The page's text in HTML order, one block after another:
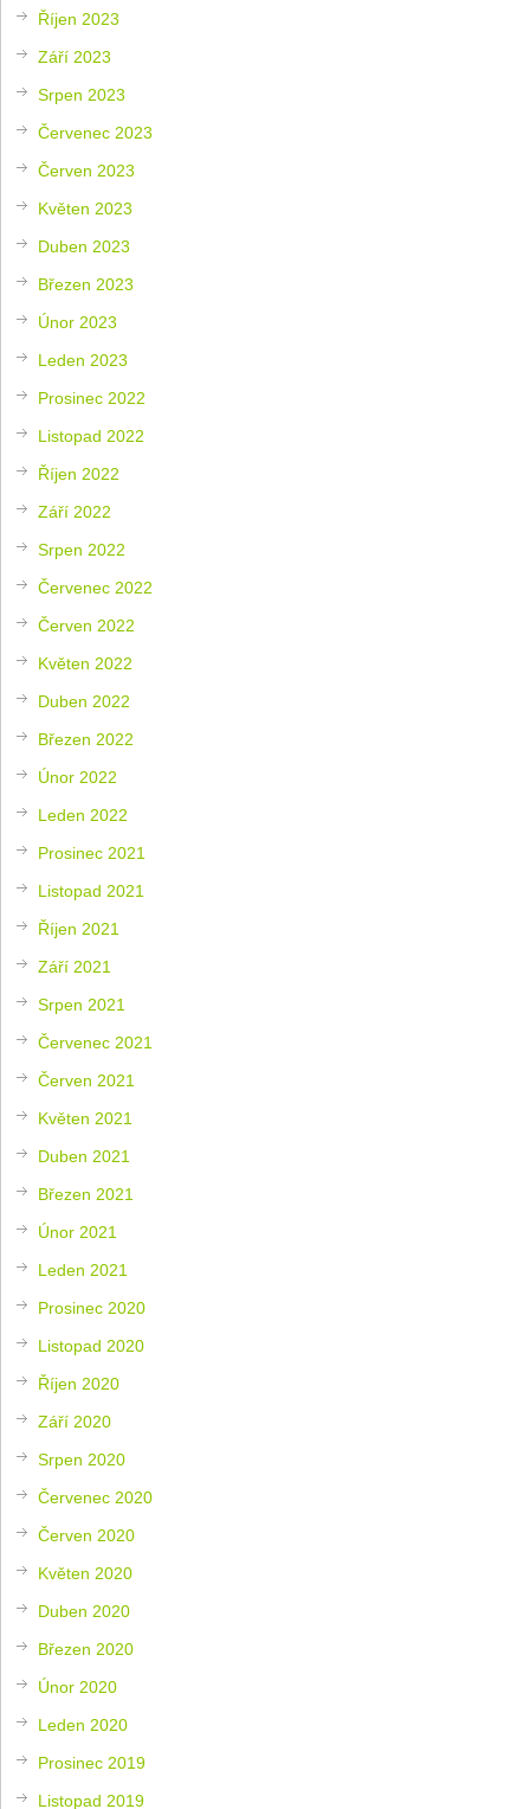
Říjen 2023
Září 2023
Srpen 2023
Červenec 2023
Červen 2023
Květen 2023
Duben 2023
Březen 2023
Únor 2023
Leden 2023
Prosinec 2022
Listopad 2022
Říjen 2022
Září 2022
Srpen 2022
Červenec 2022
Červen 2022
Květen 2022
Duben 2022
Březen 2022
Únor 2022
Leden 2022
Prosinec 2021
Listopad 2021
Říjen 2021
Září 2021
Srpen 2021
Červenec 2021
Červen 2021
Květen 2021
Duben 2021
Březen 2021
Únor 2021
Leden 2021
Prosinec 2020
Listopad 2020
Říjen 2020
Září 2020
Srpen 2020
Červenec 2020
Červen 2020
Květen 2020
Duben 2020
Březen 2020
Únor 2020
Leden 2020
Prosinec 2019
Listopad 2019